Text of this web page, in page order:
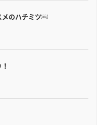
メのハチミツ￼